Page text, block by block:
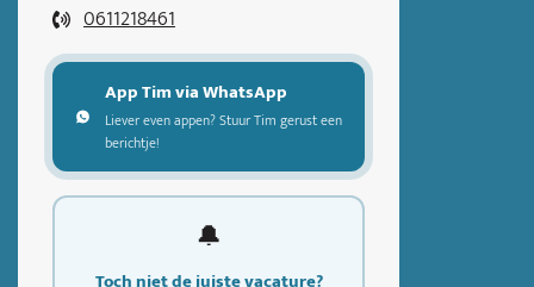
0611218461
App Tim via WhatsApp
Liever even appen? Stuur Tim gerust een
berichtje!
🔔
Toch niet de juiste vacature?